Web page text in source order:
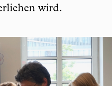
wird.